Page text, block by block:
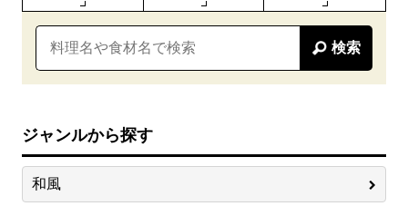
検索
ジャンルから探す
和風